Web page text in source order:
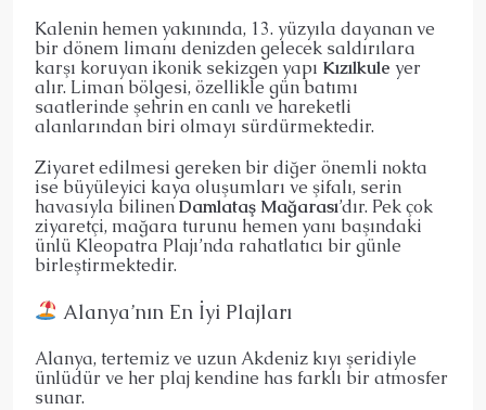
Kalenin hemen yakınında, 13. yüzyıla dayanan ve
bir dönem limanı denizden gelecek saldırılara
karşı koruyan ikonik sekizgen yapı Kızılkule yer
alır. Liman bölgesi, özellikle gün batımı
saatlerinde şehrin en canlı ve hareketli
alanlarından biri olmayı sürdürmektedir.
Ziyaret edilmesi gereken bir diğer önemli nokta
ise büyüleyici kaya oluşumları ve şifalı, serin
havasıyla bilinenDamlataş Mağarası’dır. Pek çok
ziyaretçi, mağara turunu hemen yanı başındaki
ünlü Kleopatra Plajı’nda rahatlatıcı bir günle
birleştirmektedir.
Alanya’nın En İyi Plajları
Alanya, tertemiz ve uzun Akdeniz kıyı şeridiyle
ünlüdür ve her plaj kendine has farklı bir atmosfer
sunar.